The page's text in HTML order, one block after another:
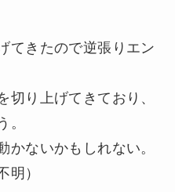
てきたので逆張りエン
切り上げてきており、
。
かないかもしれない。
明）